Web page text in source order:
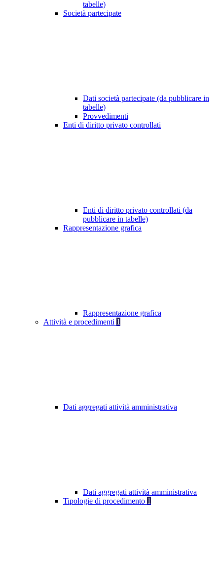
tabelle)
Società partecipate
Dati società partecipate (da pubblicare in
tabelle)
Provvedimenti
Enti di diritto privato controllati
Enti di diritto privato controllati (da
pubblicare in tabelle)
Rappresentazione grafica
Rappresentazione grafica
Attività e procedimenti 1
Dati aggregati attività amministrativa
Dati aggregati attività amministrativa
Tipologie di procedimento 1